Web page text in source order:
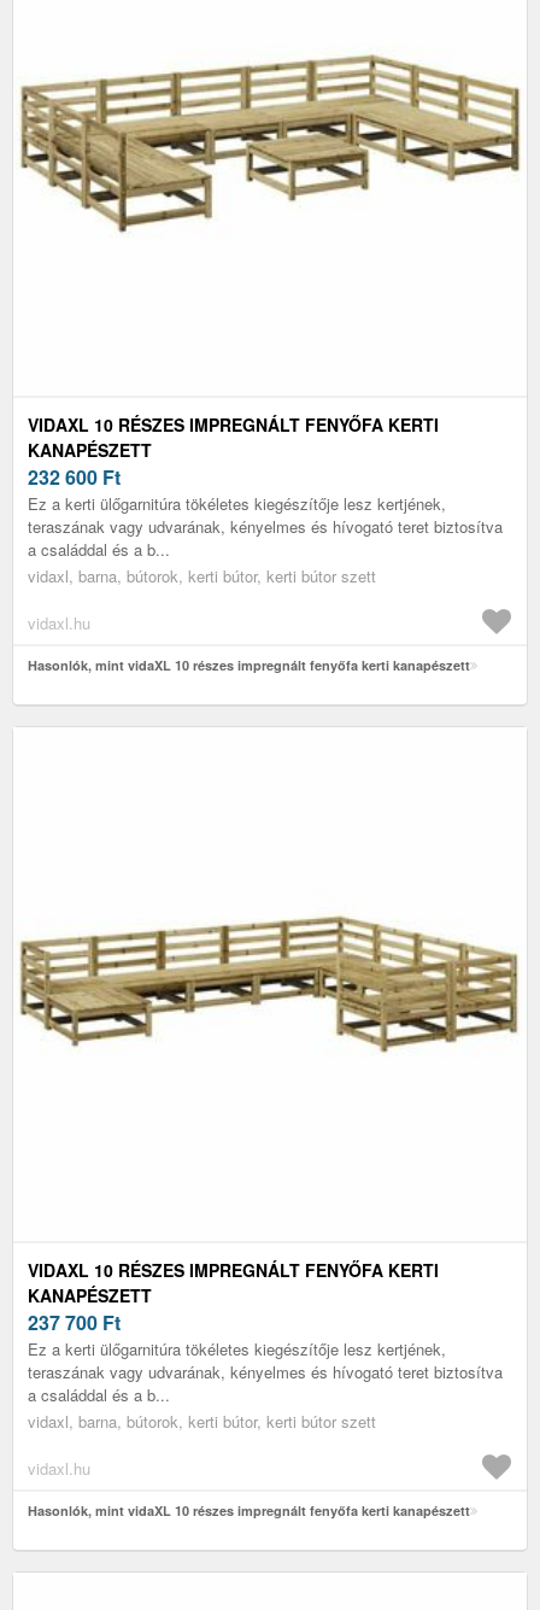
VIDAXL 10 RÉSZES IMPREGNÁLT FENYŐFA KERTI
KANAPÉSZETT
232 600 Ft
Ez a kerti ülőgarnitúra tökéletes kiegészítője lesz kertjének,
teraszának vagy udvarának, kényelmes és hívogató teret biztosítva
a családdal és a b...
vidaxl, barna, bútorok, kerti bútor, kerti bútor szett
vidaxl.hu
Hasonlók, mint vidaXL 10 részes impregnált fenyőfa kerti kanapészett
VIDAXL 10 RÉSZES IMPREGNÁLT FENYŐFA KERTI
KANAPÉSZETT
237 700 Ft
Ez a kerti ülőgarnitúra tökéletes kiegészítője lesz kertjének,
teraszának vagy udvarának, kényelmes és hívogató teret biztosítva
a családdal és a b...
vidaxl, barna, bútorok, kerti bútor, kerti bútor szett
vidaxl.hu
Hasonlók, mint vidaXL 10 részes impregnált fenyőfa kerti kanapészett